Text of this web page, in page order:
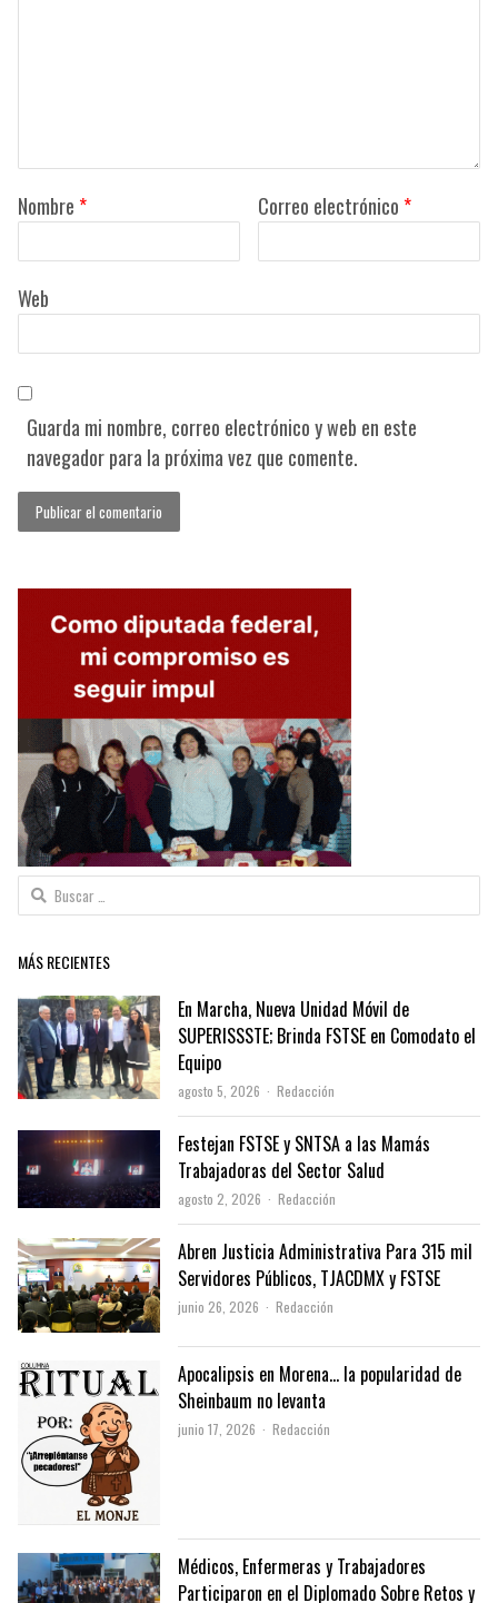
Nombre * Correo electrónico *
Web
Guarda mi nombre, correo electrónico y web en este
navegador para la próxima vez que comente.
Buscar:
MÁS RECIENTES
En Marcha, Nueva Unidad Móvil de
SUPERISSSTE; Brinda FSTSE en Comodato el
Equipo
agosto 5, 2026 Author
Redacción
Festejan FSTSE y SNTSA a las Mamás
Trabajadoras del Sector Salud
agosto 2, 2026 Author
Redacción
Abren Justicia Administrativa Para 315 mil
Servidores Públicos, TJACDMX y FSTSE
junio 26, 2026 Author
Redacción
Apocalipsis en Morena… la popularidad de
Sheinbaum no levanta
junio 17, 2026 Author
Redacción
Médicos, Enfermeras y Trabajadores
Participaron en el Diplomado Sobre Retos y